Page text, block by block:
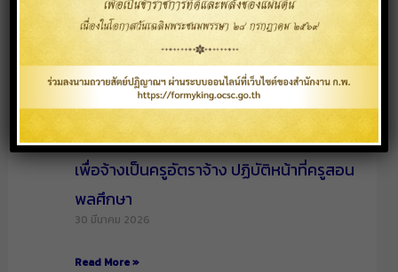
ประจำปีการศึกษา 2569
20 เมษายน 2026
Read More »
ประกาศโรงเรียนไตรเขตประชาสามัคคี รัชมัง
คลาภิเษกเรื่อง รับสมัครสอบคัดเลือกบุคคล
เพื่อจ้างเป็นครูอัตราจ้าง ปฏิบัติหน้าที่ครูสอน
พลศึกษา
30 มีนาคม 2026
Read More »